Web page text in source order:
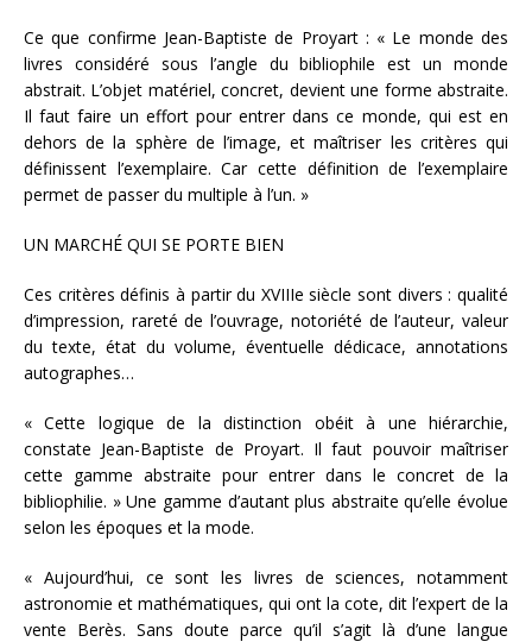
Ce que confirme Jean-Baptiste de Proyart : « Le monde des
livres considéré sous l’angle du bibliophile est un monde
abstrait. L’objet matériel, concret, devient une forme abstraite.
Il faut faire un effort pour entrer dans ce monde, qui est en
dehors de la sphère de l’image, et maîtriser les critères qui
définissent l’exemplaire. Car cette définition de l’exemplaire
permet de passer du multiple à l’un. »
UN MARCHÉ QUI SE PORTE BIEN
Ces critères définis à partir du XVIIIe siècle sont divers : qualité
d’impression, rareté de l’ouvrage, notoriété de l’auteur, valeur
du texte, état du volume, éventuelle dédicace, annotations
autographes…
« Cette logique de la distinction obéit à une hiérarchie,
constate Jean-Baptiste de Proyart. Il faut pouvoir maîtriser
cette gamme abstraite pour entrer dans le concret de la
bibliophilie. » Une gamme d’autant plus abstraite qu’elle évolue
selon les époques et la mode.
« Aujourd’hui, ce sont les livres de sciences, notamment
astronomie et mathématiques, qui ont la cote, dit l’expert de la
vente Berès. Sans doute parce qu’il s’agit là d’une langue